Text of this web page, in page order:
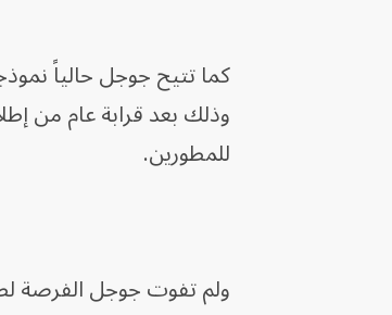
للمطورين.
ولم تفوت جوجل الفرصة